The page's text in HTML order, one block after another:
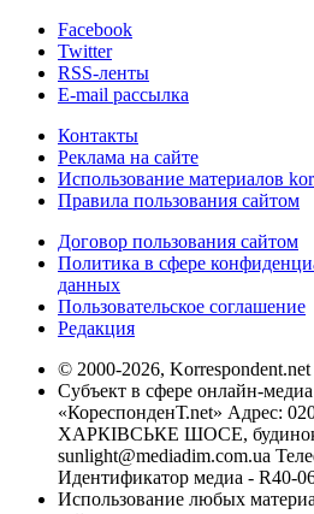
Facebook
Twitter
RSS-ленты
E-mail рассылка
Контакты
Реклама на сайте
Использование материалов
Правила пользования сайтом
Договор пользования сайтом
Политика в сфере
данных
Пользовательское соглашение
Редакция
© 2000-2026, Korrespondent.net
Субъект в сфере онлайн-
«КореспонденТ.net» Адрес:
ХАРКІВСЬКЕ ШОСЕ, будинок
sunlight@mediadim.com.ua
Идентификатор медиа - R40-
Использование любых